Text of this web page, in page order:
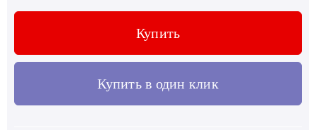
Купить
Купить в один клик